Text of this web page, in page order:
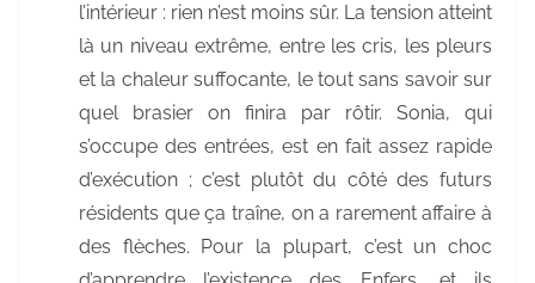
l’intérieur : rien n’est moins sûr. La tension atteint
là un niveau extrême, entre les cris, les pleurs
et la chaleur suffocante, le tout sans savoir sur
quel brasier on finira par rôtir. Sonia, qui
s’occupe des entrées, est en fait assez rapide
d’exécution ; c’est plutôt du côté des futurs
résidents que ça traîne, on a rarement affaire à
des flèches. Pour la plupart, c’est un choc